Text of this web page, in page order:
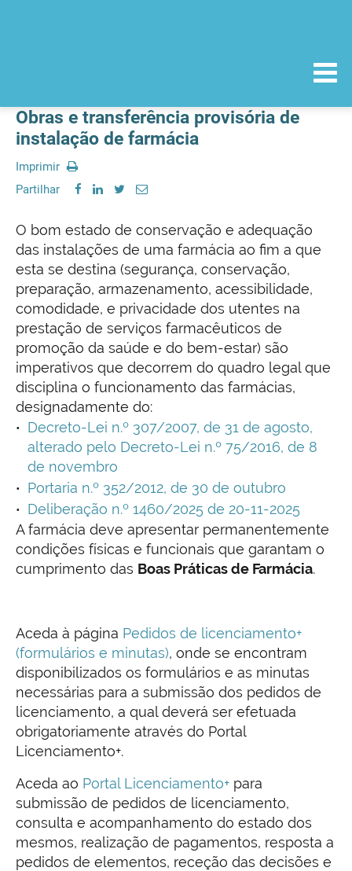
Obras e transferência provisória de
instalação de farmácia
Imprimir
Partilhar
O bom estado de conservação e adequação
das instalações de uma farmácia ao fim a que
esta se destina (segurança, conservação,
preparação, armazenamento, acessibilidade,
comodidade, e privacidade dos utentes na
prestação de serviços farmacêuticos de
promoção da saúde e do bem-estar) são
imperativos que decorrem do quadro legal que
disciplina o funcionamento das farmácias,
designadamente do:
Decreto-Lei n.º 307/2007, de 31 de agosto,
alterado pelo Decreto-Lei n.º 75/2016, de 8
de novembro
Portaria n.º 352/2012, de 30 de outubro
Deliberação n.º 1460/2025 de 20-11-2025
A farmácia deve apresentar permanentemente
condições físicas e funcionais que garantam o
cumprimento das Boas Práticas de Farmácia.
Aceda à página Pedidos de licenciamento+
(formulários e minutas), onde se encontram
disponibilizados os formulários e as minutas
necessárias para a submissão dos pedidos de
licenciamento, a qual deverá ser efetuada
obrigatoriamente através do Portal
Licenciamento+.
Aceda ao Portal Licenciamento+ para
submissão de pedidos de licenciamento,
consulta e acompanhamento do estado dos
mesmos, realização de pagamentos, resposta a
pedidos de elementos, receção das decisões e